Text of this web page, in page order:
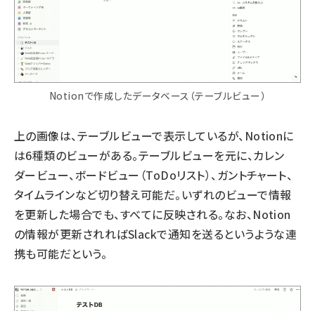
Notionで作成したデータベース（テーブルビュー）
上の画像は、テーブルビューで表示しているが、Notionに
は6種類のビューがある。テーブルビューを元に、カレン
ダービュー、ボードビュー（ToDoリスト）、ガントチャート、
タイムラインなど切り替え可能だ。いずれのビューで情報
を更新した場合でも、すべてに反映される。なお、Notion
の情報が更新されればSlackで通知を送るというような連
携も可能だという。